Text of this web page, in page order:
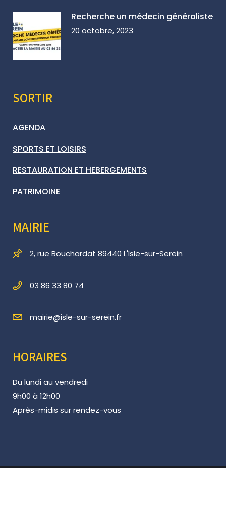
Recherche un médecin généraliste
20 octobre, 2023
SORTIR
AGENDA
SPORTS ET LOISIRS
RESTAURATION ET HEBERGEMENTS
PATRIMOINE
MAIRIE
2, rue Bouchardat 89440 L'Isle-sur-Serein
03 86 33 80 74
mairie@isle-sur-serein.fr
HORAIRES
Du lundi au vendredi
9h00 à 12h00
Après-midis sur rendez-vous